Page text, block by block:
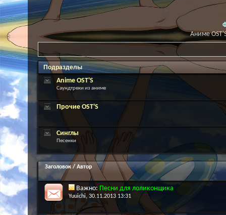
Аниме
Подразделы
Anime OST'S
Саундтреки из аниме
Прочие OST'S
Синглы
Песенки
Заголовок / Автор
Важно: Песни для лоликонщика
Yuuichi, 30.11.2013 13:31